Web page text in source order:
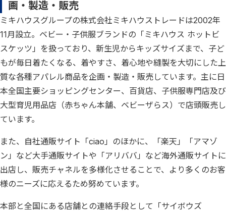
画・製造・販売
ミキハウスグループの株式会社ミキハウストレードは2002年
11月設立。ベビー・子供服ブランドの「ミキハウス ホットビ
スケッツ」を扱っており、新生児からキッズサイズまで、子ど
もが毎日着たくなる、着やすさ、着心地や縫製を大切にした上
質な各種アパレル商品を企画・製造・販売しています。主に日
本全国主要ショッピングセンター、百貨店、子供服専門店及び
大型育児用品店（赤ちゃん本舗、ベビーザらス）で店頭販売し
ています。
また、自社通販サイト「ciao」のほかに、「楽天」「アマゾ
ン」など大手通販サイトや「アリババ」など海外通販サイトに
出店し、販売チャネルを多様化させることで、より多くのお客
様のニーズに応えるため努めています。
本部と全国にある店舗との連絡手段として「サイボウズ